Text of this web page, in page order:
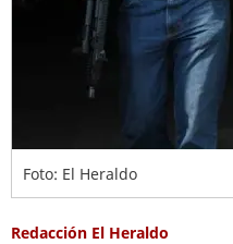
Foto: El Heraldo
Redacción El Heraldo